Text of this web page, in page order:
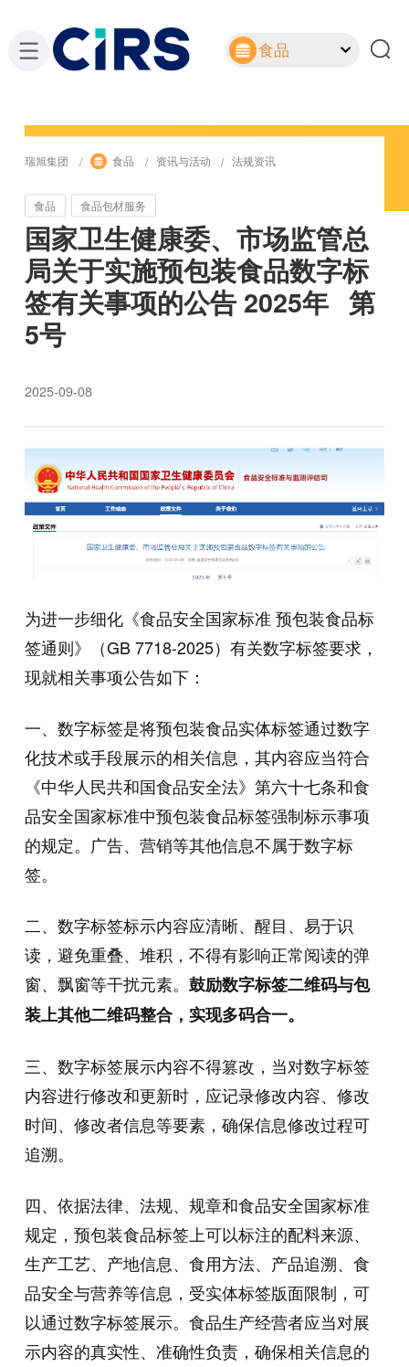
食品
瑞旭集团 食品 资讯与活动 法规资讯
食品 食品包材服务
国家卫生健康委、市场监管总
局关于实施预包装食品数字标
签有关事项的公告 2025年 第
5号
2025-09-08
为进一步细化《食品安全国家标准 预包装食品标
签通则》（GB 7718-2025）有关数字标签要求，
现就相关事项公告如下：
一、数字标签是将预包装食品实体标签通过数字
化技术或手段展示的相关信息，其内容应当符合
《中华人民共和国食品安全法》第六十七条和食
品安全国家标准中预包装食品标签强制标示事项
的规定。广告、营销等其他信息不属于数字标
签。
二、数字标签标示内容应清晰、醒目、易于识
读，避免重叠、堆积，不得有影响正常阅读的弹
窗、飘窗等干扰元素。 鼓励数字标签二维码与包
装上其他二维码整合，实现多码合一。
三、数字标签展示内容不得篡改，当对数字标签
内容进行修改和更新时，应记录修改内容、修改
时间、修改者信息等要素，确保信息修改过程可
追溯。
四、依据法律、法规、规章和食品安全国家标准
规定，预包装食品标签上可以标注的配料来源、
生产工艺、产地信息、食用方法、产品追溯、食
品安全与营养等信息，受实体标签版面限制，可
以通过数字标签展示。食品生产经营者应当对展
示内容的真实性、准确性负责，确保相关信息的